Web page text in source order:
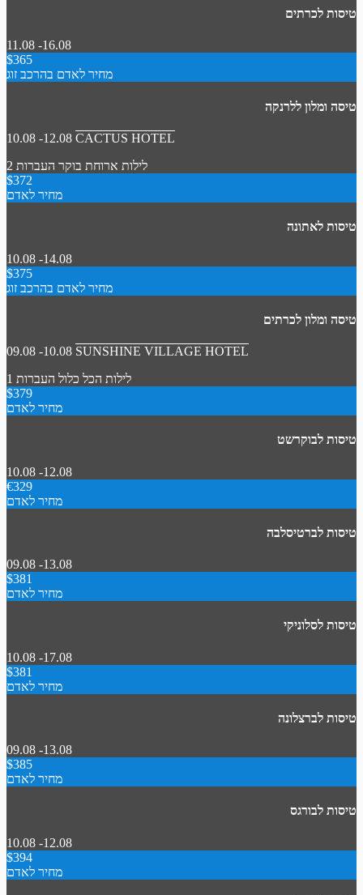
טיסות לכרתים
11.08 -16.08
$365
מחיר לאדם בהרכב זוג
טיסה ומלון ללרנקה
10.08 -12.08 CACTUS HOTEL
2 לילות ארוחת בוקר העברות
$372
מחיר לאדם
טיסות לאתונה
10.08 -14.08
$375
מחיר לאדם בהרכב זוג
טיסה ומלון לכרתים
09.08 -10.08 SUNSHINE VILLAGE HOTEL
1 לילות הכל כלול העברות
$379
מחיר לאדם
טיסות לבוקרשט
10.08 -12.08
€329
מחיר לאדם
טיסות לברטיסלבה
09.08 -13.08
$381
מחיר לאדם
טיסות לסלוניקי
10.08 -17.08
$381
מחיר לאדם
טיסות לברצלונה
09.08 -13.08
$385
מחיר לאדם
טיסות לבורגס
10.08 -12.08
$394
מחיר לאדם